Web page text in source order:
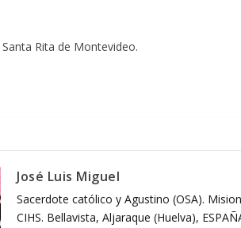
Rita de Montevideo.
José Luis Miguel
Sacerdote católico y Agustino (OSA).
CIHS. Bellavista, Aljaraque (Huelva),